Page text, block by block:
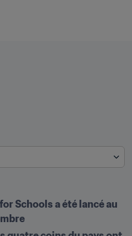
Schools a été lancé au